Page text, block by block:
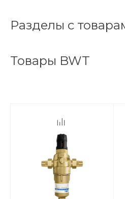
Разделы с
Товары BWT